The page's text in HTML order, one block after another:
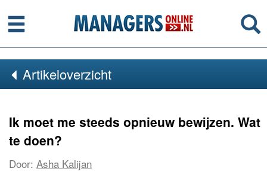
Menu
Artikeloverzicht
Ik moet me steeds opnieuw bewijzen. Wat
te doen?
Door: Asha Kalijan